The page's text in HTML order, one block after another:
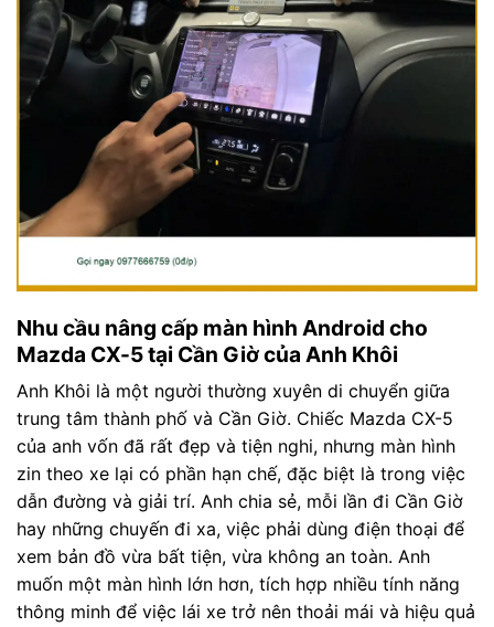
Nhu cầu nâng cấp màn hình Android cho
Mazda CX-5 tại Cần Giờ của Anh Khôi
Anh Khôi là một người thường xuyên di chuyển giữa
trung tâm thành phố và Cần Giờ. Chiếc Mazda CX-5
của anh vốn đã rất đẹp và tiện nghi, nhưng màn hình
zin theo xe lại có phần hạn chế, đặc biệt là trong việc
dẫn đường và giải trí. Anh chia sẻ, mỗi lần đi Cần Giờ
hay những chuyến đi xa, việc phải dùng điện thoại để
xem bản đồ vừa bất tiện, vừa không an toàn. Anh
muốn một màn hình lớn hơn, tích hợp nhiều tính năng
thông minh để việc lái xe trở nên thoải mái và hiệu quả